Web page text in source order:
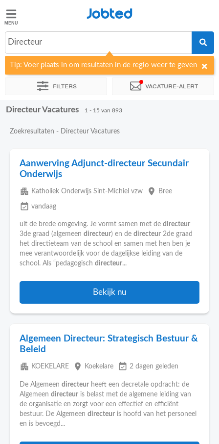
Jobted
Taal
fr
Jobted
Directeur
Tip: Voer plaats in om resultaten in de regio weer te geven
Filters Vacature-alert
Sorteer op Bedrijf Uitzendbureau
Directeur Vacatures 1 - 15 van 893
Zoekresultaten - Directeur Vacatures
Aanwerving Adjunct-directeur Secundair
Onderwijs
apartment Katholiek Onderwijs Sint-Michiel vzw place Bree
event_available vandaag
uit de brede omgeving. Je vormt samen met de directeur
3de graad (algemeen directeur) en de directeur 2de graad
het directieteam van de school en samen met hen ben je
mee verantwoordelijk voor de dagelijkse leiding van de
school. Als “pedagogisch directeur...
Bekijk nu
Algemeen Directeur: Strategisch Bestuur &
Beleid
apartment KOEKELARE place Koekelare event_available 2 dagen geleden
De Algemeen directeur heeft een decretale opdracht: de
Algemeen directeur is belast met de algemene leiding van
de organisatie en zorgt voor een effectief en efficiënt
bestuur. De Algemeen directeur is hoofd van het personeel
en is bevoegd...